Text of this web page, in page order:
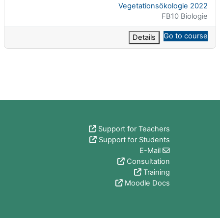
اسم المقرر
Vegetationsökologie 2022
تصنيف المساق
FB10 Biologie
Go to course
Details
Support for Teachers
Support for Students
E-Mail
Consultation
Training
Moodle Docs